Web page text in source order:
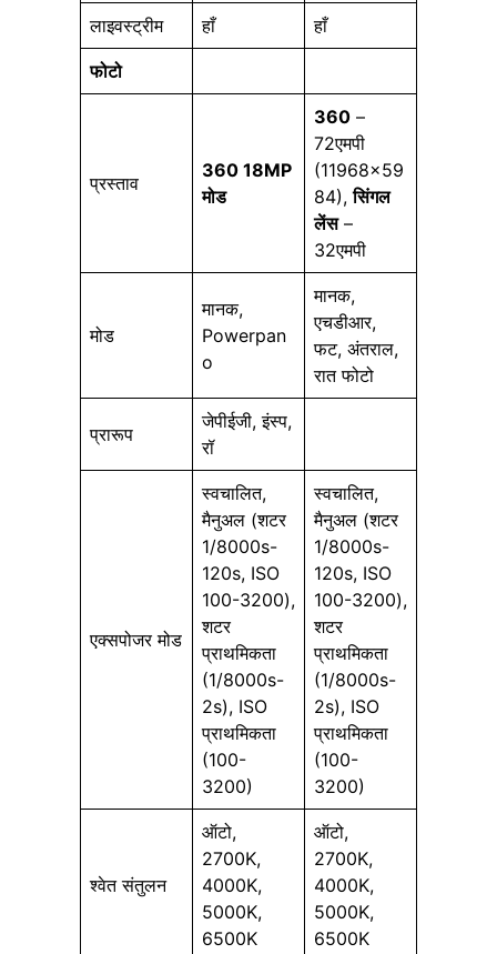
लाइवस्ट्रीम हाँ हाँ
फोटो
प्रस्ताव
360 18MP
मोड
360 –
72एमपी
(11968×59
84),सिंगल
लेंस–
32एमपी
मोड
मानक,
Powerpan
o
मानक,
एचडीआर,
फट, अंतराल,
रात फोटो
प्रारूप
जेपीईजी, इंस्प,
रॉ
एक्सपोजर मोड
स्वचालित,
मैनुअल (शटर
1/8000s-
120s, ISO
100-3200),
शटर
प्राथमिकता
(1/8000s-
2s), ISO
प्राथमिकता
(100-
3200)
स्वचालित,
मैनुअल (शटर
1/8000s-
120s, ISO
100-3200),
शटर
प्राथमिकता
(1/8000s-
2s), ISO
प्राथमिकता
(100-
3200)
श्वेत संतुलन
ऑटो,
2700K,
4000K,
5000K,
6500K
ऑटो,
2700K,
4000K,
5000K,
6500K